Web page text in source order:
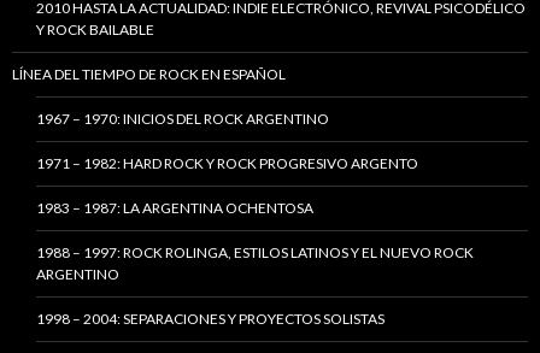
2010 HASTA LA ACTUALIDAD: INDIE ELECTRÓNICO, REVIVAL PSICODÉLICO
Y ROCK BAILABLE
LÍNEA DEL TIEMPO DE ROCK EN ESPAÑOL
1967 – 1970: INICIOS DEL ROCK ARGENTINO
1971 – 1982: HARD ROCK Y ROCK PROGRESIVO ARGENTO
1983 – 1987: LA ARGENTINA OCHENTOSA
1988 – 1997: ROCK ROLINGA, ESTILOS LATINOS Y EL NUEVO ROCK
ARGENTINO
1998 – 2004: SEPARACIONES Y PROYECTOS SOLISTAS